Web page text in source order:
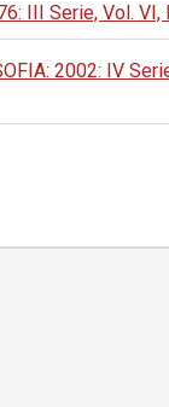
III Serie, Vol. VI,
2002: IV